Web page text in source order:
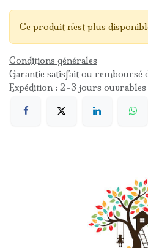
Ce produit n'est plus
Conditions générales
Garantie satisfait ou remboursé
Expédition : 2-3 jours ouvrables